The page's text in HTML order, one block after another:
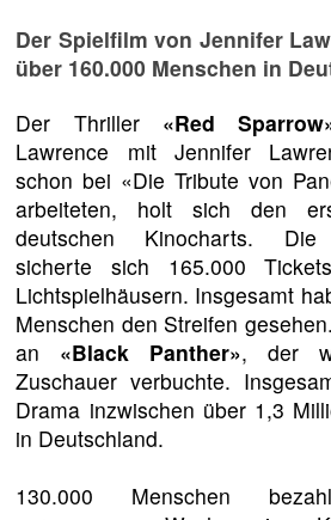
Der Spielfilm von Jennifer
über 160.000 Menschen in
Der Thriller «Red
Lawrence mit Jennifer
schon bei «Die Tribute von
arbeiteten, holt sich den
deutschen Kinocharts. Die
sicherte sich 165.000
Lichtspielhäusern. Insgesamt
Menschen den Streifen
an «Black Panther», der
Zuschauer verbuchte.
Drama inzwischen über 1,3
in Deutschland.
130.000 Menschen